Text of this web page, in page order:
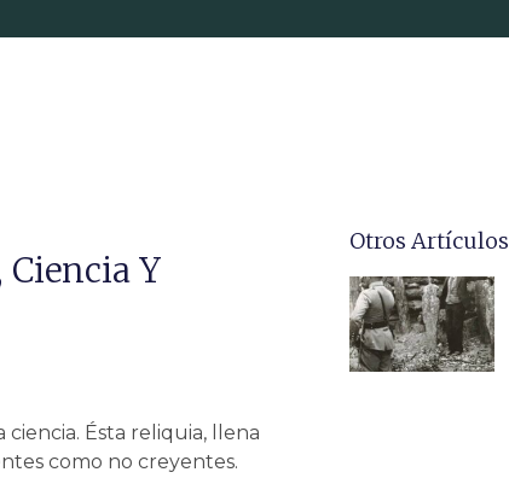
Ciencia Y
Ésta reliquia, llena
como no creyentes.
Otros Artículos